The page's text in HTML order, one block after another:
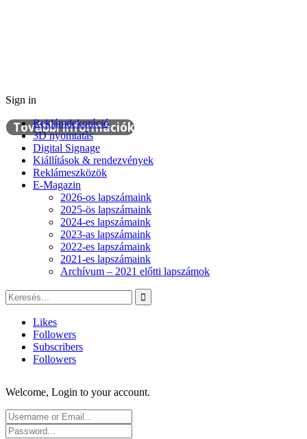
További információk
Sign in
Reklámdekoráció
3D nyomtatás
Digital Signage
Kiállítások & rendezvények
Reklámeszközök
E-Magazin
2026-os lapszámaink
2025-ös lapszámaink
2024-es lapszámaink
2023-as lapszámaink
2022-es lapszámaink
2021-es lapszámaink
Archívum – 2021 előtti lapszámok
Likes
Followers
Subscribers
Followers
Welcome, Login to your account.